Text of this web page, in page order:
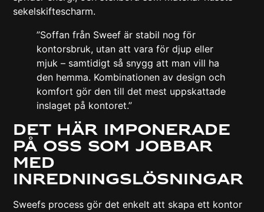
sekelskiftescharm.
”Soffan från Sweef är stabil nog för
kontorsbruk, utan att vara för djup eller
mjuk – samtidigt så snygg att man vill ha
den hemma. Kombinationen av design och
komfort gör den till det mest uppskattade
inslaget på kontoret.”
Det här imponerade
på oss som jobbar
med
inredningslösningar
Sweefs process gör det enkelt att skapa ett kontor